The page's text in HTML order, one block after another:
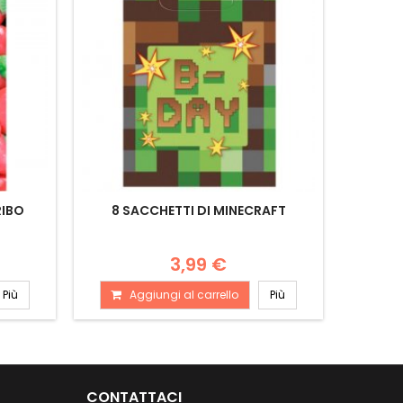
Più
8 SACCHETTI DI MINECRAFT
3,99 €
Aggiungi al carrello Più
CONTATTACI